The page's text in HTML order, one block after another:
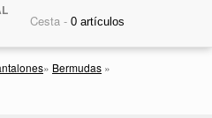
Cesta -
» Bermudas »